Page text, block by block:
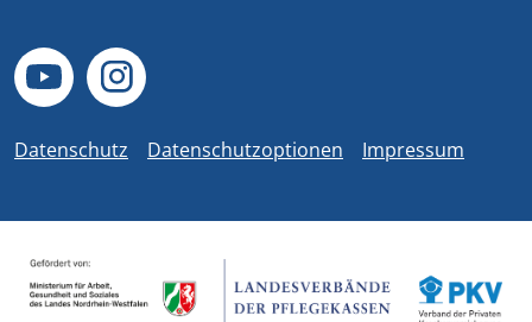
Datenschutz Datenschutzoptionen Impressum